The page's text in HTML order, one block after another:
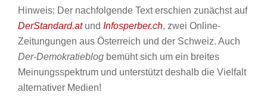
Hinweis: Der nachfolgende Text erschien zunächst auf
DerStandard.atund Infosperber.ch, zwei Online-
Zeitungungen aus Österreich und der Schweiz. Auch
Der-Demokratieblog bemüht sich um ein breites
Meinungsspektrum und unterstützt deshalb die Vielfalt
alternativer Medien!